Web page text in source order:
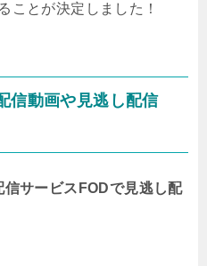
ことが決定しました！
信動画や見逃し配信
サービスFODで見逃し配